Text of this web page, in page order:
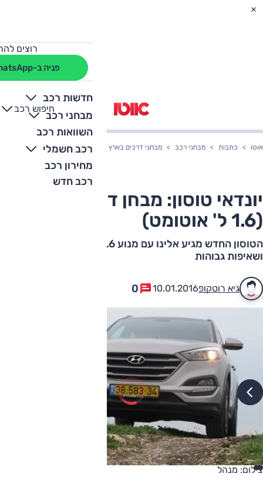
רוצים
פניה ב-WhatsApp
חדשות רכב
מבחני רכב
השוואות רכב
רכב חשמלי
מחירון רכב
רכב חדש
חיפוש רכב
+
-
אוטו כתבות מבחני רכב מבחני דרכים בארץ יונדאי טוסון: מבחן דרכים וידאו (1.6 ל' אוטומט)
יונדאי טוסון: מבחן דרכים וידאו
(1.6 ל' אוטומט)
ושאיפות גבוהות
גיא רוטקופ10.01.2016
0
צילום: מנהל